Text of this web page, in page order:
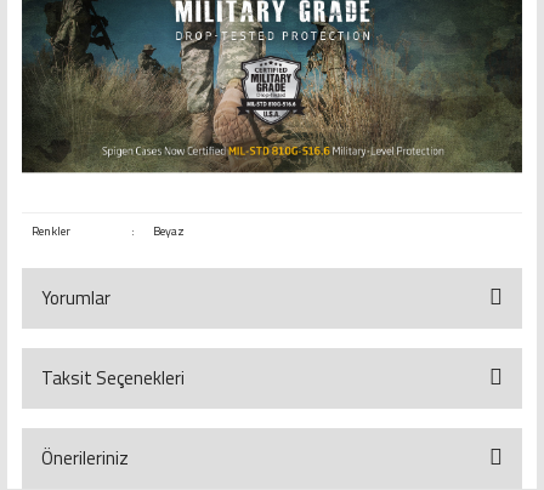
Renkler : Beyaz
Yorumlar
Bu ürüne ilk yorumu siz yapın!
Taksit Seçenekleri
Önerileriniz